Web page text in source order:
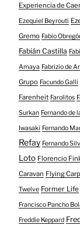
Experiencia de Caer
Ezequiel Beyrouti
Gremo Fabio
Fabián Castilla
Amaya Fabrizio de
Grupo Facundo Galli
Farenheit Farolitos
Surkan Fernando de
Iwasaki Fernando
Refay Fernando
Loto Florencio
Caravan Flying
Twelve Former Life
Francisco Pancho
Freddie Keppard